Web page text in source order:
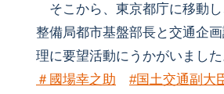
そこから、東京都庁に移動
整備局都市基盤部長と交通企
理に要望活動にうかがいました
＃國場幸之助
#国土交通副大